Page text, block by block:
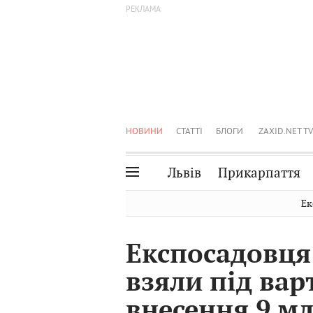
НОВИНИ СТАТТІ БЛОГИ ZAXID.NET TV
Львів Прикарпаття
Волинь
Чернівці
Шептицький
взяли під